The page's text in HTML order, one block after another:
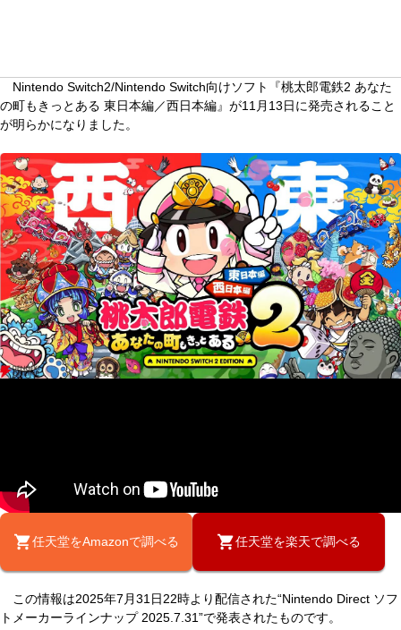
Nintendo Switch2/Nintendo Switch向けソフト『桃太郎電鉄2 あなた
の町もきっとある 東日本編／西日本編』が11月13日に発売されること
が明らかになりました。
任天堂をAmazonで調べる 任天堂を楽天で調べる
この情報は2025年7月31日22時より配信された“Nintendo Direct ソフ
トメーカーラインナップ 2025.7.31”で発表されたものです。